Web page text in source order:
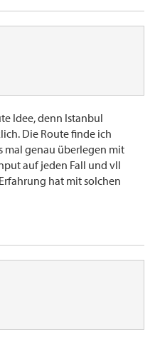
Idee, denn Istanbul
Die Route finde ich
mal genau überlegen mit
auf jeden Fall und vll
hat mit solchen